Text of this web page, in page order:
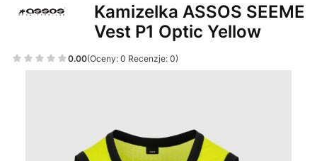
Kamizelka ASSOS SEEME
Vest P1 Optic Yellow
0.00(Oceny: 0 Recenzje: 0)